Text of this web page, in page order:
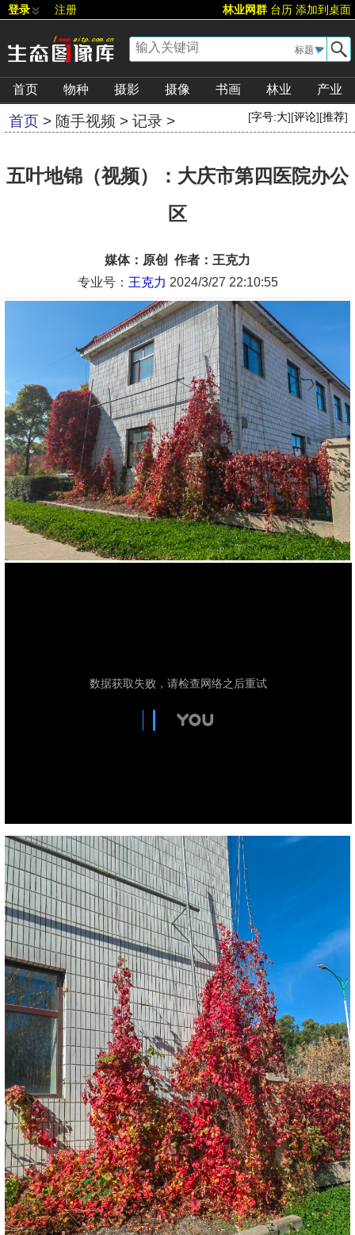
登录 注册 林业网群 台历 添加到桌面
▼
首页 物种 摄影 摄像 书画 林业 产业
首页 > 随手视频 > 记录 > [字号:大][评论][推荐]
五叶地锦（视频）：大庆市第四医院办公
区
媒体：原创 作者：王克力
专业号： 王克力 2024/3/27 22:10:55